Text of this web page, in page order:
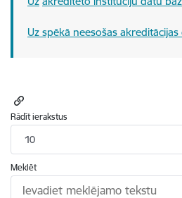
Uz spēkā neesošas
Rādīt ierakstus
10
Meklēt